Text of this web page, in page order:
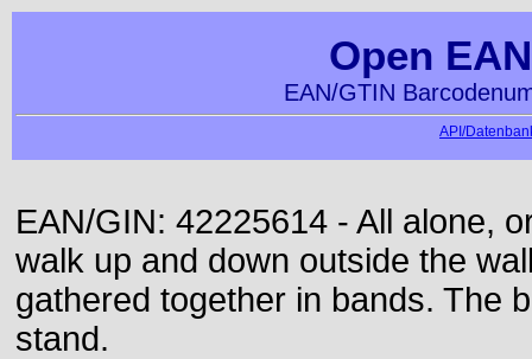
Open
EAN/GTIN
API/
EAN/GIN: 42225614 - All alone,
walk up and down outside the
gathered together in bands. The
stand.